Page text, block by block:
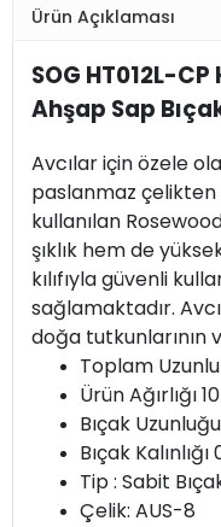
Ürün Açıklaması
SOG HT012L-
Ahşap Sap
Avcılar için özele
paslanmaz çelikten
kullanılan
şıklık hem de
kılıfıyla güvenli
sağlamaktadır.
doğa tutkunlarının
Toplam
Ürün Ağırlığı
Bıçak
Bıçak
Tip : Sabit
Çelik: AUS-8